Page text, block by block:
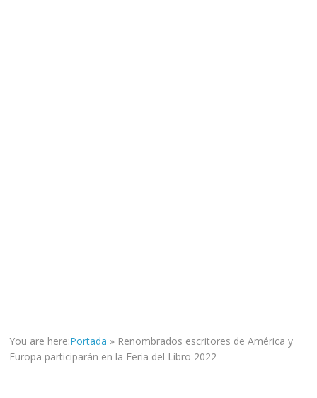
a
tod@s
You are here:Portada » Renombrados escritores de América y
Europa participarán en la Feria del Libro 2022